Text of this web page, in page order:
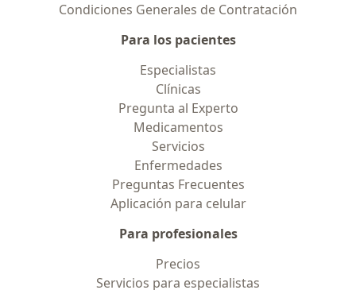
Condiciones Generales de Contratación
Para los pacientes
Especialistas
Clínicas
Pregunta al Experto
Medicamentos
Servicios
Enfermedades
Preguntas Frecuentes
Aplicación para celular
Para profesionales
Precios
Servicios para especialistas